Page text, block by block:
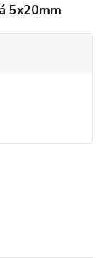
5x20mm